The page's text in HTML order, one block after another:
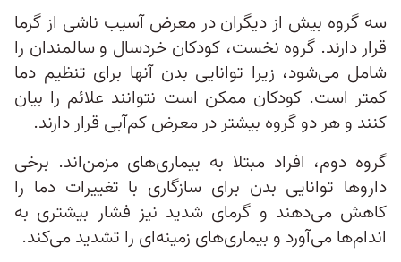
سه گروه بیش از دیگران در معرض آسیب ناشی از گرما
قرار دارند. گروه نخست، کودکان خردسال و سالمندان را
شامل می‌شود، زیرا توانایی بدن آنها برای تنظیم دما
کمتر است. کودکان ممکن است نتوانند علائم را بیان
کنند و هر دو گروه بیشتر در معرض کم‌آبی قرار دارند.
گروه دوم، افراد مبتلا به بیماری‌های مزمن‌اند. برخی
داروها توانایی بدن برای سازگاری با تغییرات دما را
کاهش می‌دهند و گرمای شدید نیز فشار بیشتری به
اندام‌ها می‌آورد و بیماری‌های زمینه‌ای را تشدید می‌کند.